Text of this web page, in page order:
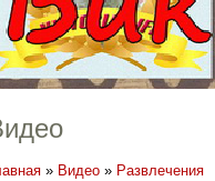
» Видео » Развлечения